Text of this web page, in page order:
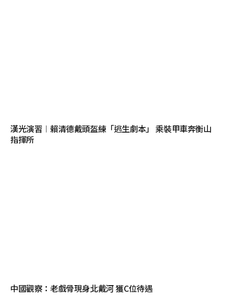
漢光演習︱賴清德戴頭盔練「逃生劇本」 乘裝甲車奔衡山
指揮所
中國觀察：老戲骨現身北戴河 獲C位待遇